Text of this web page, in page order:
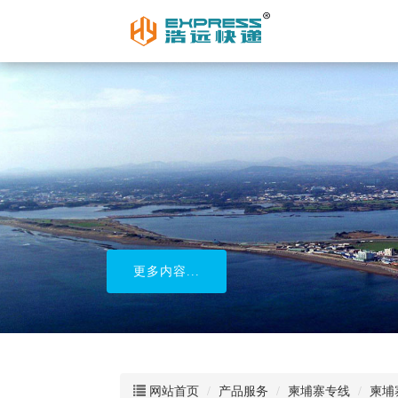
电商物流配送中心
更多内容...
网站首页 产品服务 柬埔寨专线 柬埔